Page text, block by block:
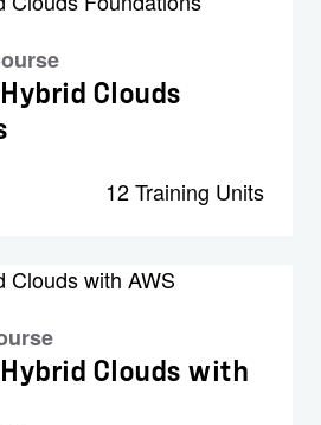
Clouds
12 Training Units
Clouds with